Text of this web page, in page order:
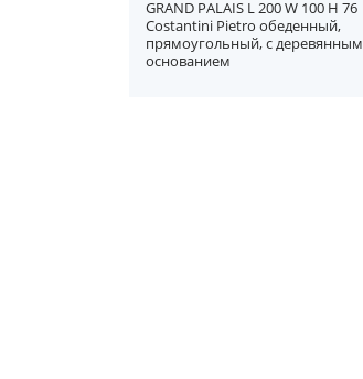
GRAND PALAIS L 200 W 100 H 76
Costantini Pietro обеденный,
прямоугольный, с деревянным
основанием